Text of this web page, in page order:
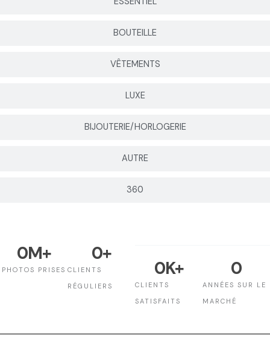
BOUTEILLE
VÊTEMENTS
LUXE
BIJOUTERIE/HORLOGERIE
AUTRE
360
PHOTOS PRISES
0M+
CLIENTS
RÉGULIERS
0+
CLIENTS
SATISFAITS
0K+
ANNÉES SUR LE
MARCHÉ
0